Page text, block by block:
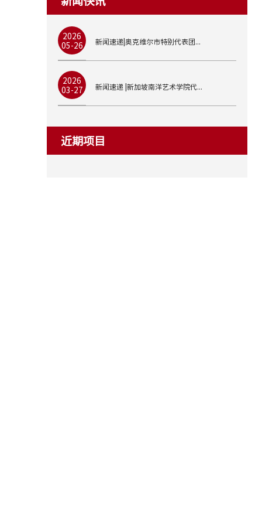
2026
05-26
新闻速递|奥克维尔市特别代表团...
2026
03-27
新闻速递 |新加坡南洋艺术学院代...
近期项目